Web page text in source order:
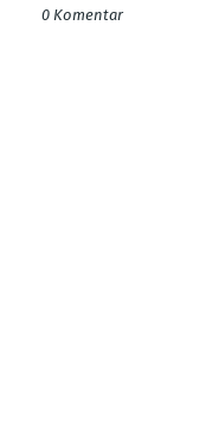
0 Komentar